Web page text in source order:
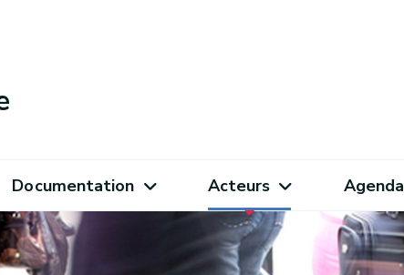
Documentation Acteurs Agenda